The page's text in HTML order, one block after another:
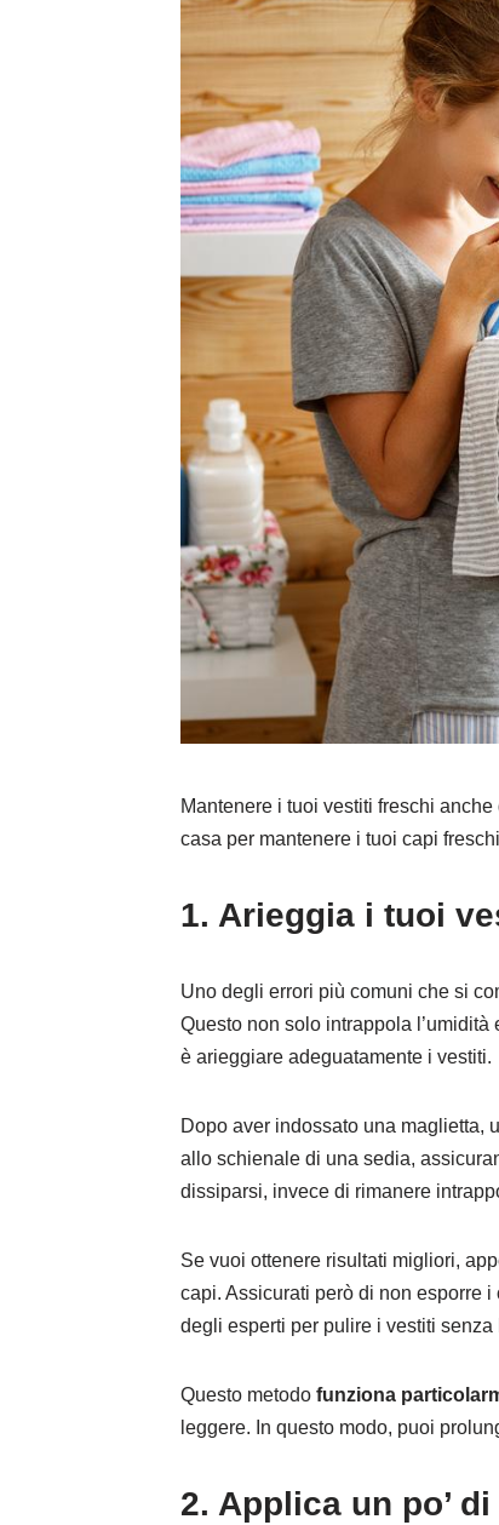
Mantenere i tuoi vestiti freschi
casa per mantenere i tuoi capi
1. Arieggia i tuoi
Uno degli errori più comuni che si
Questo non solo intrappola
è arieggiare adeguatamente i vestiti.
Dopo aver indossato una maglietta,
allo schienale di una sedia,
dissiparsi, invece di rimanere
Se vuoi ottenere risultati migliori,
capi. Assicurati però di non esporre
degli esperti per pulire i vestiti
Questo metodofunziona
leggere. In questo modo, puoi
2. Applica un po’